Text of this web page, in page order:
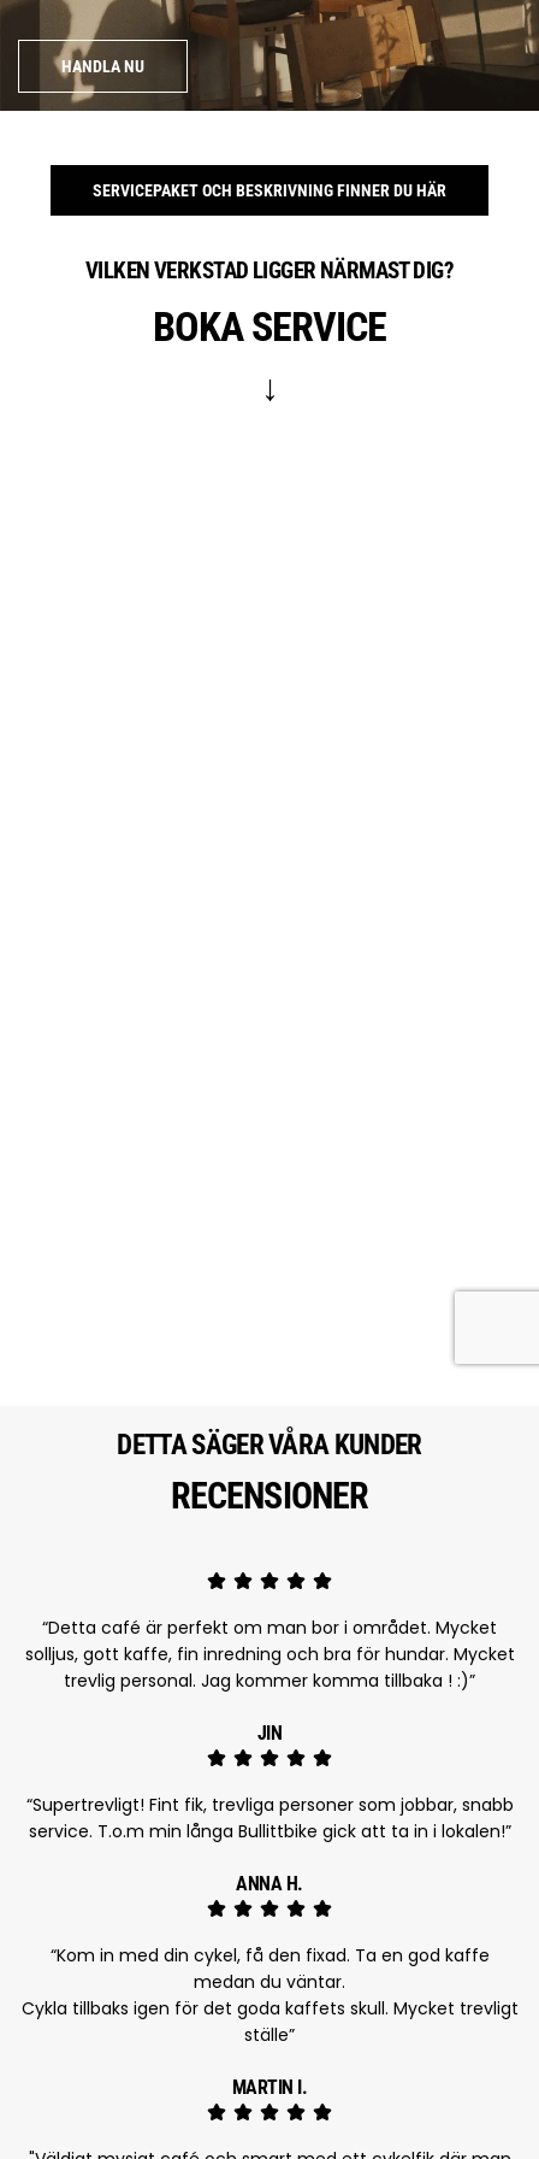
HANDLA NU
SERVICEPAKET OCH BESKRIVNING FINNER DU HÄR
VILKEN VERKSTAD LIGGER NÄRMAST DIG?
BOKA SERVICE
↓
DETTA SÄGER VÅRA KUNDER
RECENSIONER
“Detta café är perfekt om man bor i området. Mycket
solljus, gott kaffe, fin inredning och bra för hundar. Mycket
trevlig personal. Jag kommer komma tillbaka ! :)”
JIN
“Supertrevligt! Fint fik, trevliga personer som jobbar, snabb
service. T.o.m min långa Bullittbike gick att ta in i lokalen!”
ANNA H.
“Kom in med din cykel, få den fixad. Ta en god kaffe
medan du väntar.
Cykla tillbaks igen för det goda kaffets skull. Mycket trevligt
ställe”
MARTIN I.